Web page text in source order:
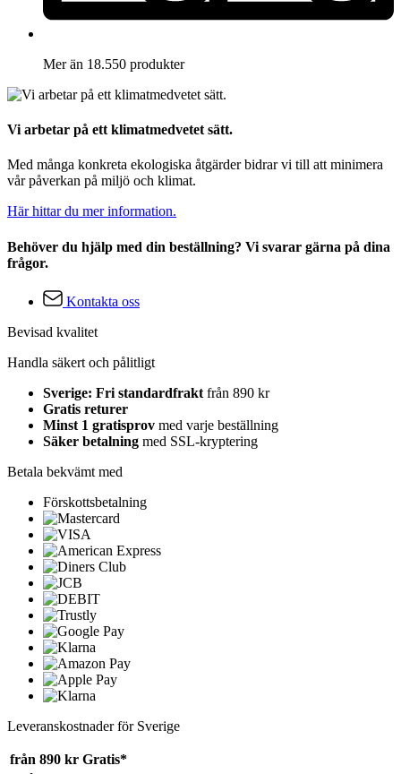
Mer än 18.550 produkter
Vi arbetar på ett klimatmedvetet sätt.
Med många konkreta ekologiska åtgärder bidrar vi till att minimera
vår påverkan på miljö och klimat.
Här hittar du mer information.
Behöver du hjälp med din beställning? Vi svarar gärna på dina
frågor.
Kontakta oss
Bevisad kvalitet
Handla säkert och pålitligt
Sverige: Fri standardfrakt från 890 kr
Gratis returer
Minst 1 gratisprov med varje beställning
Säker betalning med SSL-kryptering
Betala bekvämt med
Förskottsbetalning
Leveranskostnader för Sverige
från 890 kr Gratis*